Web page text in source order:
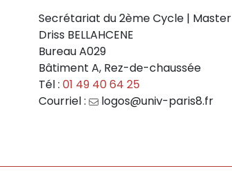
Secrétariat du 2ème Cycle | Master
Driss BELLAHCENE
Bureau A029
Bâtiment A, Rez-de-chaussée
Tél : 01 49 40 64 25
Courriel :
logos@univ-paris8.fr